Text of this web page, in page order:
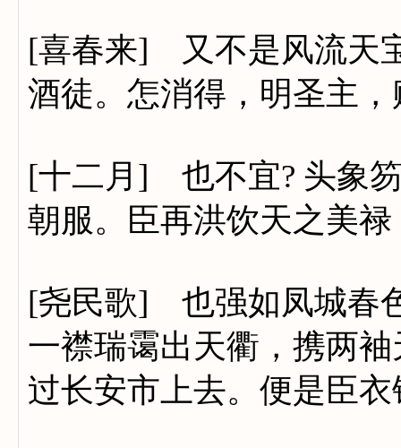
[喜春来] 又不是风流天
酒徒。怎消得，明圣主
[十二月] 也不宜? 头象
朝服。臣再洪饮天之美
[尧民歌] 也强如凤城春
一襟瑞霭出天衢，携两
过长安市上去。便是臣